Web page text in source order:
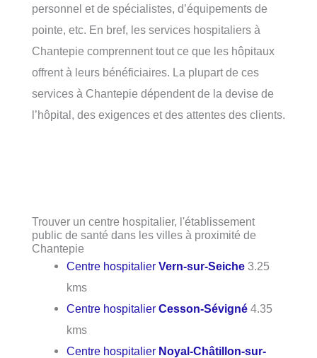
personnel et de spécialistes, d’équipements de
pointe, etc. En bref, les services hospitaliers à
Chantepie comprennent tout ce que les hôpitaux
offrent à leurs bénéficiaires. La plupart de ces
services à Chantepie dépendent de la devise de
l’hôpital, des exigences et des attentes des clients.
Trouver un centre hospitalier, l'établissement
public de santé dans les villes à proximité de
Chantepie
Centre hospitalierVern-sur-Seiche 3.25
kms
Centre hospitalierCesson-Sévigné 4.35
kms
Centre hospitalier Noyal-Châtillon-sur-